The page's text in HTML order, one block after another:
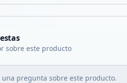
sobre este producto
una pregunta sobre este producto.